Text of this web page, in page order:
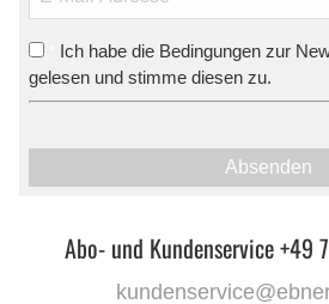
Ich habe die Bedingungen zur
gelesen und stimme diesen zu.
Absenden
Abo- und Kundenservice